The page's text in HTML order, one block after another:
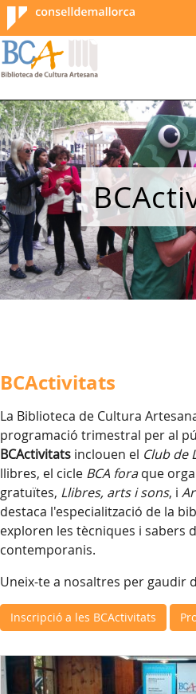
Consell de
Mallorca
BCActivitats
La Biblioteca de Cultura
programació trimestral per al
BCActivitats inclouen el Club de
llibres, el cicle BCA foraque
gratuïtes, Llibres, arts i sons, i
destaca l'especialització de la
exploren les tècniques i sabers
contemporanis.
Uneix-te a nosaltres per gaudir
Inscripció a les BCActivitats